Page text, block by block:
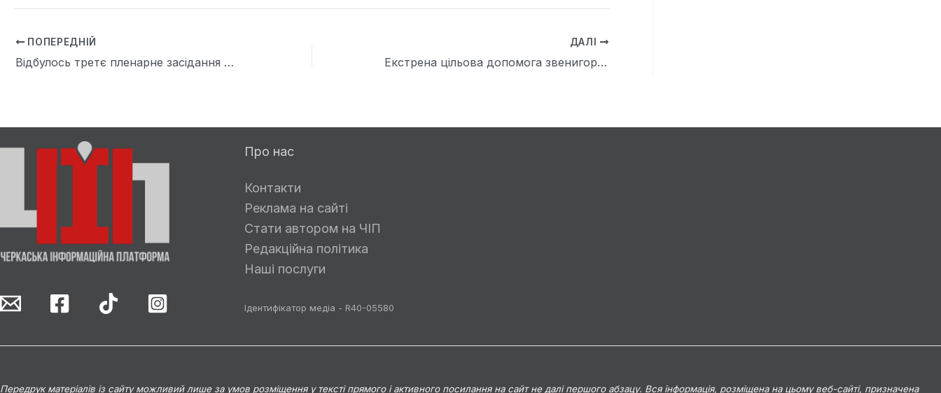
ПОПЕРЕДНІЙ
Відбулось третє пленарне засідання 27 сесії Звенигородської міської ради восьмого скликання
ДАЛІ
Екстрена цільова допомога звенигородським бійцям ТРО під Кураховим
Про нас
Контакти
Реклама на сайті
Стати автором на ЧІП
Редакційна політика
Наші послуги
Ідентифікатор медіа - R40-05580
Передрук матеріалів із сайту можливий лише за умов розміщення у тексті прямого і активного посилання на сайт не далі першого абзацу. Вся інформація, розміщена на цьому веб-сайті, призначена